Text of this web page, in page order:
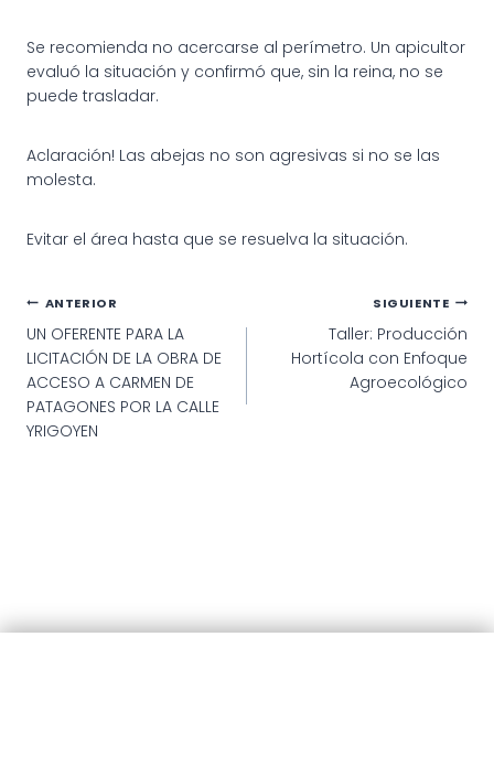
Se recomienda no acercarse al perímetro. Un apicultor
evaluó la situación y confirmó que, sin la reina, no se
puede trasladar.
Aclaración! Las abejas no son agresivas si no se las
molesta.
Evitar el área hasta que se resuelva la situación.
Navegación
de
entradas
ANTERIOR
UN OFERENTE PARA LA
LICITACIÓN DE LA OBRA DE
ACCESO A CARMEN DE
PATAGONES POR LA CALLE
YRIGOYEN
SIGUIENTE
Taller: Producción
Hortícola con Enfoque
Agroecológico